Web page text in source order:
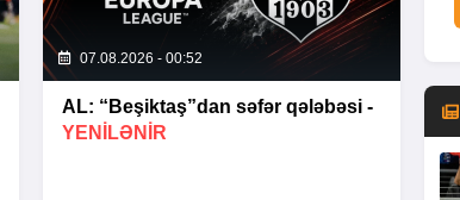
07.08.2026 - 00:52
AL: “Beşiktaş”dan səfər qələbəsi -
YENİLƏNİR